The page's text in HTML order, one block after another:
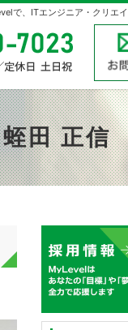
田 正信
で、ITエンジニア・クリエ
受付時間
9:00～18:00
定休日
土日祝